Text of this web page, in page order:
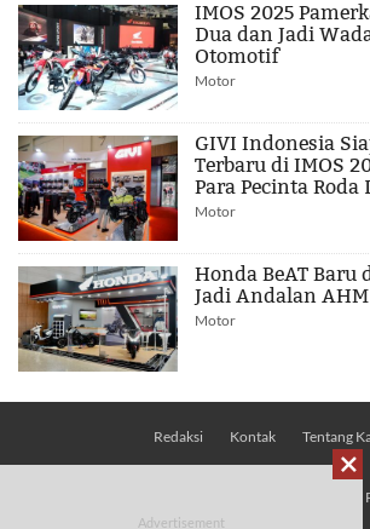
IMOS 2025
Dua dan Jadi
Otomotif
Motor
GIVI Indonesia
Terbaru di IMOS
Para Pecinta Roda
Motor
Honda BeAT Baru
Jadi Andalan
Motor
Redaksi Kontak Tentang
Kebijakan
